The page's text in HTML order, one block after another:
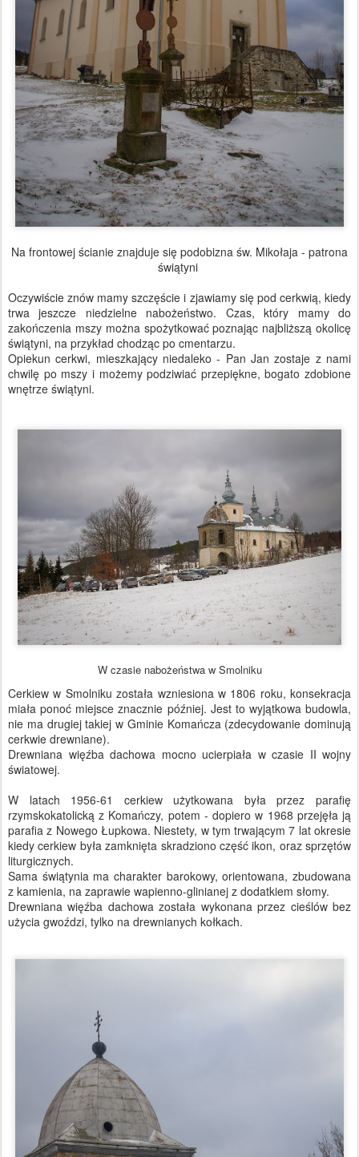
Na frontowej ścianie znajduje się podobizna św. Mikołaja - patrona
świątyni
Oczywiście znów mamy szczęście i zjawiamy się pod cerkwią, kiedy
trwa jeszcze niedzielne nabożeństwo. Czas, który mamy do
zakończenia mszy można spożytkować poznając najbliższą okolicę
świątyni, na przykład chodząc po cmentarzu.
Opiekun cerkwi, mieszkający niedaleko - Pan Jan zostaje z nami
chwilę po mszy i możemy podziwiać przepiękne, bogato zdobione
wnętrze świątyni.
W czasie nabożeństwa w Smolniku
Cerkiew w Smolniku została wzniesiona w 1806 roku, konsekracja
miała ponoć miejsce znacznie później. Jest to wyjątkowa budowla,
nie ma drugiej takiej w Gminie Komańcza (zdecydowanie dominują
cerkwie drewniane).
Drewniana więźba dachowa mocno ucierpiała w czasie II wojny
światowej.
W latach 1956-61 cerkiew użytkowana była przez parafię
rzymskokatolicką z Komańczy, potem - dopiero w 1968 przejęła ją
parafia z Nowego Łupkowa. Niestety, w tym trwającym 7 lat okresie
kiedy cerkiew była zamknięta skradziono część ikon, oraz sprzętów
liturgicznych.
Sama świątynia ma charakter barokowy, orientowana, zbudowana
z kamienia, na zaprawie wapienno-glinianej z dodatkiem słomy.
Drewniana więźba dachowa została wykonana przez cieślów bez
użycia gwoździ, tylko na drewnianych kołkach.